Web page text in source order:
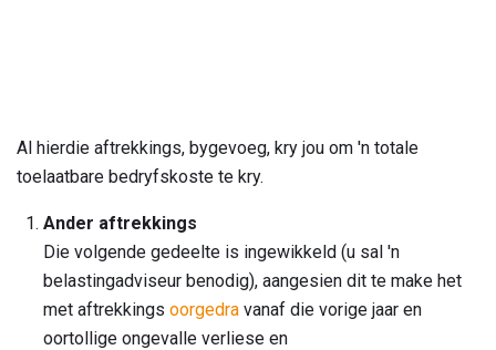
Al hierdie aftrekkings, bygevoeg, kry jou om 'n totale
toelaatbare bedryfskoste te kry.
Ander aftrekkings
Die volgende gedeelte is ingewikkeld (u sal 'n
belastingadviseur benodig), aangesien dit te make het
met aftrekkings oorgedra vanaf die vorige jaar en
oortollige ongevalle verliese en